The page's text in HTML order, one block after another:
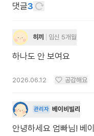
댓글3
히끼 임신 5개월
하나도 안 보여요
2026.06.12 공감해요
관리자 베이비빌리
안녕하세요 엄빠님! 베